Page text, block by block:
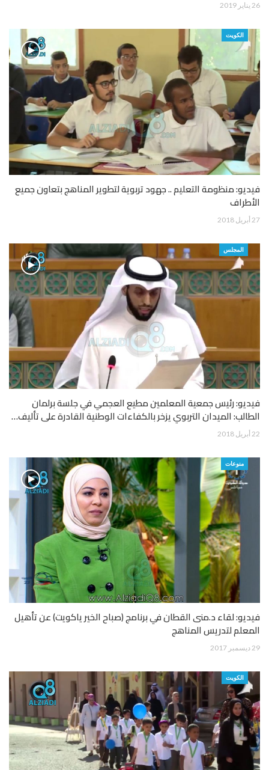
26 يناير 2019
الكويت
فيديو: منظومة التعليم .. جهود تربوية لتطوير المناهج بتعاون جميع
الأطراف
27 أبريل 2018
المجلس
فيديو: رئيس جمعية المعلمين مطيع العجمي في جلسة برلمان
الطالب: الميدان التربوي يزخر بالكفاءات الوطنية القادرة على تأليف…
22 أبريل 2018
منوعات
فيديو: لقاء د.منى القطان في برنامج (صباح الخير ياكويت) عن تأهيل
المعلم لتدريس المناهج
29 ديسمبر 2017
الكويت